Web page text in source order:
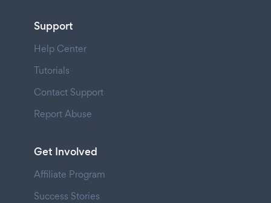
Support
Help Center
Tutorials
Contact Support
Report Abuse
Get Involved
Affiliate Program
Success Stories